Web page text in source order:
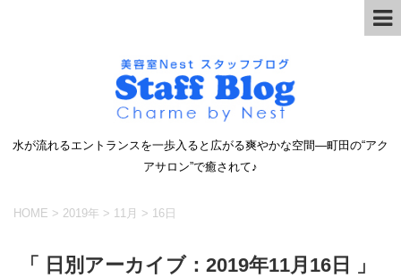
水が流れるエントランスを一歩入ると広がる爽やかな空間―町田の“アク
アサロン”で癒されて♪
HOME > 2019年 > 11月 > 16日
「 日別アーカイブ：2019年11月16日 」